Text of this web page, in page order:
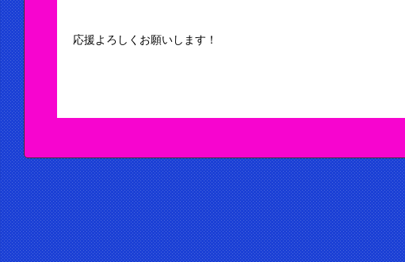
応援よろしくお願いします！